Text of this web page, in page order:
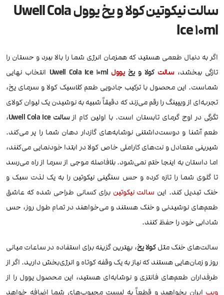
سالت نیکوتین کولا و یخ یوول Uwell Cola
Ice 10ml
اگر به دنبال طعمی هستید که همزمان انرژی شما را بالا ببرد و حستان را
تازگی ببخشد،سالت کولا و یخ یوول
انتخاب نهایی
شماست. این محصول با ترکیب جادویی طعم کلاسیک کولا و سرمای یخ،
تجربه‌ای از ویپینگ را رقم می‌زند که دقیقاً شبیه به نوشیدن یک لیوان کولای
تگرگی در اوج گرمای تابستان است. با اولین کام ازسالت Uwell Cola Ice
،
طعم آشنا و دوست‌داشتنی نوشابه‌های گازدار دهان شما را پر می‌کند.
شیرینی متعادل و نت‌های کاراملی خاص کولا در ابتدا خودنمایی می‌کنند،
اما داستان به اینجا ختم نمی‌شود. بلافاصله موجی از سرما از راه می‌رسد
تا گلوی شما را تازه کرده و حس سنگینی نیکوتین را به یک لذت سبک و
خنک تبدیل کند. این سالت نیکوتین برای کسانی طراحی شده که عاشق
طعم‌های نوشیدنی و خنک هستند و می‌خواهند در تمام طول روز، حس
شادابی خود را حفظ کنند.
سالت‌های خنک مثلکولا یخ، بهترین گزینه برای استفاده در ساعات میانی
روز و زمان‌هایی هستند که نیاز به یک وقفه کوتاه و انرژی‌بخش دارید. اگر از
طرفداران طعم‌های فانتزی و نوشابه‌ای هستید، این محصول یوول را از
ویپ ایران بخواهید و قطعاً به لیست محبوب‌های شما اضافه خواهد